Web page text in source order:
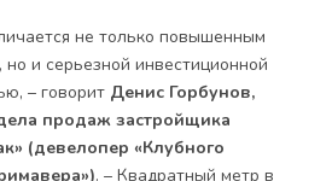
не только повышенным
и серьезной инвестиционной
– говорит Денис Горбунов,
продаж застройщика
(девелопер «Клубного
. – Квадратный метр в